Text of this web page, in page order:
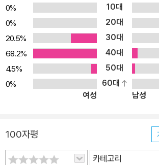
무 타기를 할 만한 나무도 자꾸 없어지니까요. 그
오지 않고 웬 나무뿌리나 덜렁 보내오니 짜증이
버지의 이야기를 듣고 조금씩 마음이 열리지요.
긴 상처와 교훈은 어떤 것인지 어린이의 시각으
므로, 우리 아이들이 자연과 역사 문제에 자연스
니다. 이 책의 독자들은 섬을 지키려는 할아버지의 내력, 가족을 사랑
사실을 몰랐어도 맹그로브 한 그루가 가져온 희
뭉클한 감동을 충분히 느낄 수 있습니다. 그리
이기도 한 비키니 섬에 대한 역사 상식과 함께, ‘
0% 10대
0%
20대
20.5%
30대
68.2%
40대
4.5%
50대
0%
60대
여성
남성
100자평
카테고리